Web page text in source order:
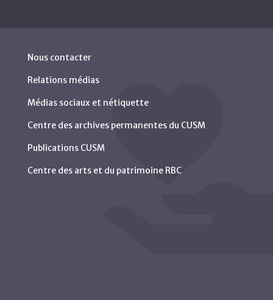
Nous contacter
Relations médias
Médias sociaux et nétiquette
Centre des archives permanentes du CUSM
Publications CUSM
Centre des arts et du patrimoine RBC